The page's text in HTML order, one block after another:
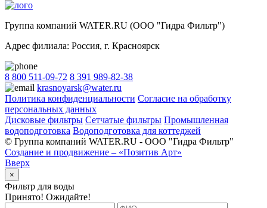
Группа компаний WATER.RU (ООО "Гидра Фильтр")
Адрес филиала: Россия, г. Красноярск
8 800 511-09-72 8 391 989-82-38
krasnoyarsk@water.ru
Политика конфиденциальности Согласие на обработку
персональных данных
Дисковые фильтры Сетчатые фильтры Промышленная
водоподготовка Водоподготовка для коттеджей
© Группа компаний WATER.RU - ООО "Гидра Фильтр"
Создание и продвижение – «Позитив Арт»
Вверх
×
Фильтр для воды
Принято! Ожидайте!